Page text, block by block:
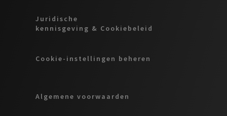
Juridische
kennisgeving & Cookiebeleid
Cookie-instellingen beheren
Algemene voorwaarden